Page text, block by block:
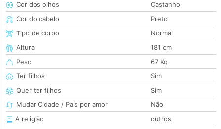
Cor dos olhos
Castanho
Cor do cabelo
Preto
Tipo de corpo
Normal
Altura
181 cm
Peso
67 Kg
Ter filhos
Sim
Quer ter filhos
Sim
Mudar Cidade / País por amor
Não
A religião
outros